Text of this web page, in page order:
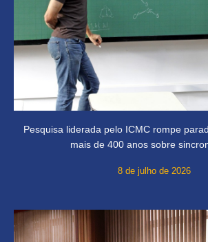
Pesquisa liderada pelo ICMC rompe
mais de 400 anos sobre
8 de julho de 2026